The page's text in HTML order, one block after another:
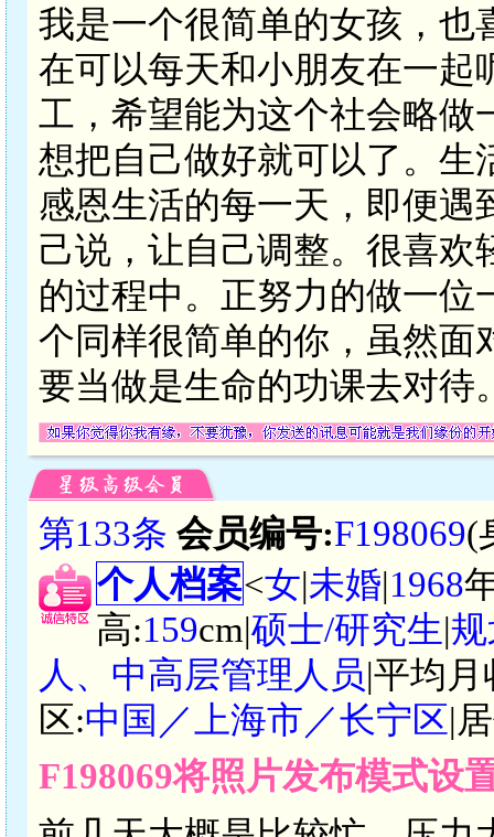
我是一个很简单的女孩，也
在可以每天和小朋友在一起
工，希望能为这个社会略做
想把自己做好就可以了。生
感恩生活的每一天，即便遇
己说，让自己调整。很喜欢
的过程中。正努力的做一
个同样很简单的你，虽然面
要当做是生命的功课去对待
第133条 会员编号:F198069(
个人档案<女|未婚|1968
高:159cm|硕士/研究生|
人、中高层管理人员|平均月
区:中国／上海市／长宁区|
F198069将照片发布模式设